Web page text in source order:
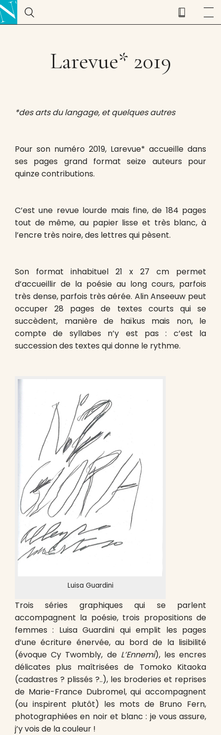
Larevue* 2019
*des arts du langage, et quelques autres
Pour son numéro 2019, Larevue* accueille dans
ses pages grand format seize auteurs pour
quinze contributions.
C’est une revue lourde mais fine, de 184 pages
tout de même, au papier lisse et très blanc, à
l’encre très noire, des lettres qui pèsent.
Son format inhabituel 21 x 27 cm permet
d’accueillir de la poésie au long cours, parfois
très dense, parfois très aérée. Alin Anseeuw peut
occuper 28 pages de textes courts qui se
succèdent, manière de haïkus mais non, le
compte de syllabes n’y est pas : c’est la
succession des textes qui donne le rythme.
Luisa Guardini
Trois séries graphiques qui se parlent
accompagnent la poésie, trois propositions de
femmes : Luisa Guardini qui emplit les pages
d’une écriture énervée, au bord de la lisibilité
(évoque Cy Twombly, de L’Ennemi), les encres
délicates plus maîtrisées de Tomoko Kitaoka
(cadastres ? plissés ?..), les broderies et reprises
de Marie-France Dubromel, qui accompagnent
(ou inspirent plutôt) les mots de Bruno Fern,
photographiées en noir et blanc : je vous assure,
j’y vois de la couleur !